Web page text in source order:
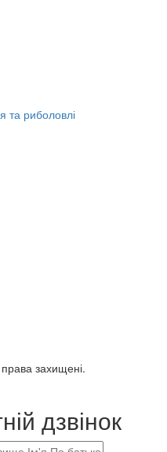
та риболовлі
права захищені.
дзвінок